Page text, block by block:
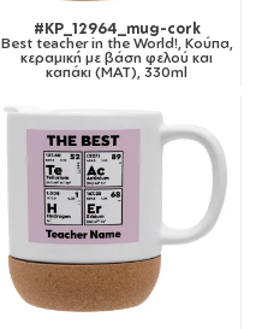
#KP_12964_mug-cork
Best teacher in the World!, Κούπα,
κεραμική με βάση φελού και
καπάκι (ΜΑΤ), 330ml